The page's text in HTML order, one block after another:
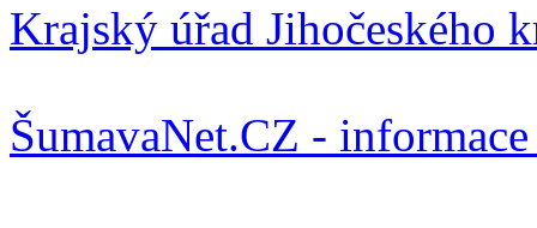
Krajský úřad Jihočeského
ŠumavaNet.CZ -